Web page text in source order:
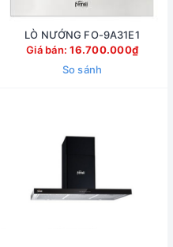
LÒ NƯỚNG FO-9A31E1
Giá bán:16.700.000₫
So sánh